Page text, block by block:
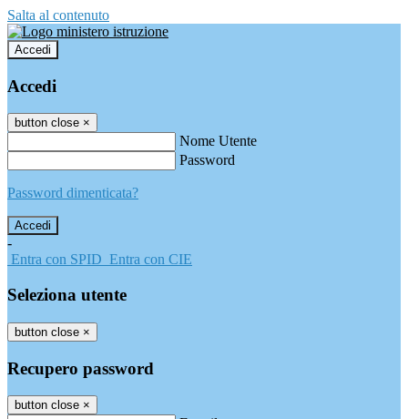
Salta al contenuto
Accedi
Accedi
button close ×
Nome Utente
Password
Password dimenticata?
-
Entra con SPID Entra con CIE
Seleziona utente
button close ×
Recupero password
button close ×